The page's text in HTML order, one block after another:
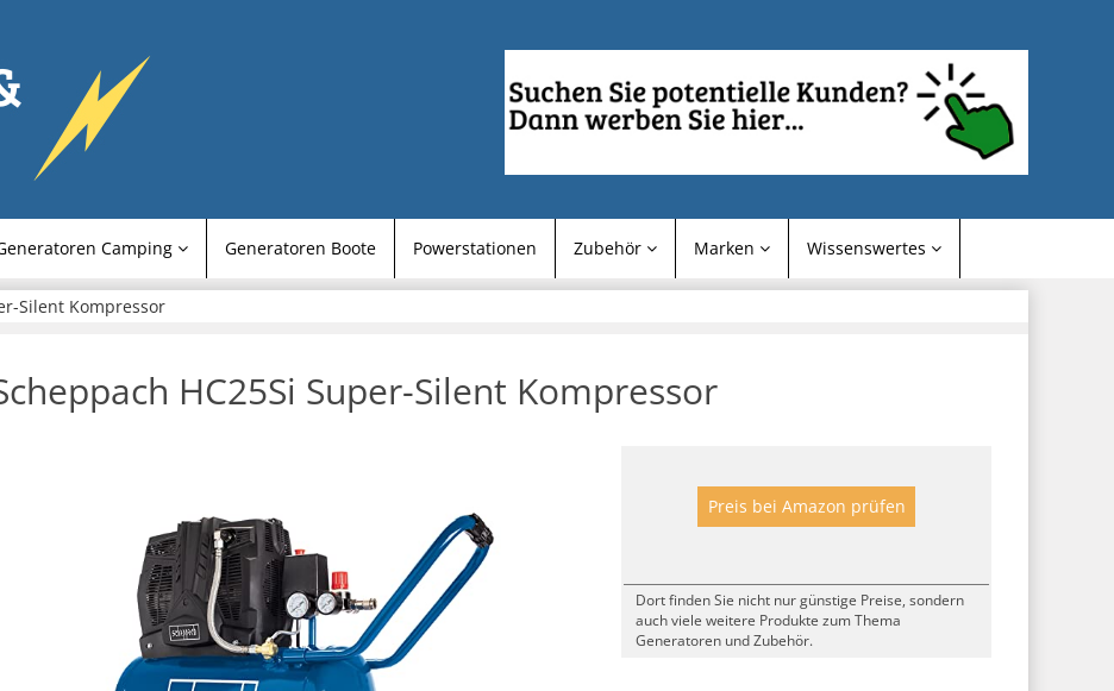
Camping Generatoren Boote Powerstationen Zubehör Marken Wissenswertes
Silent Kompressor
HC25Si Super-Silent Kompressor
Preis bei Amazon prüfen
Dort finden Sie nicht nur günstige Preise, sondern
auch viele weitere Produkte zum Thema
Generatoren und Zubehör.